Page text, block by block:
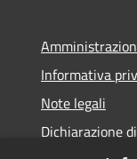
Informativa
Note legali
Dichiarazione